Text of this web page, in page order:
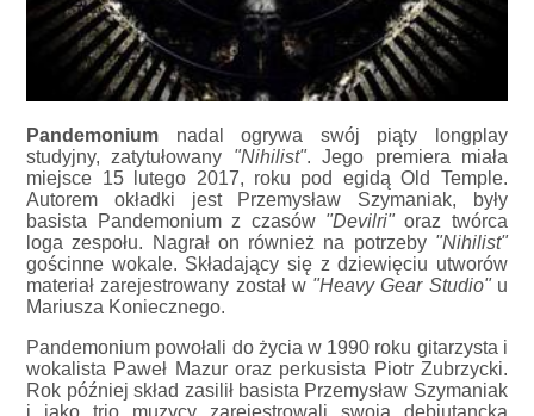
Pandemonium nadal ogrywa swój piąty longplay
studyjny, zatytułowany "Nihilist". Jego premiera miała
miejsce 15 lutego 2017, roku pod egidą Old Temple.
Autorem okładki jest Przemysław Szymaniak, były
basista Pandemonium z czasów "Devilri"oraz twórca
loga zespołu. Nagrał on również na potrzeby "Nihilist"
gościnne wokale. Składający się z dziewięciu utworów
materiał zarejestrowany został w"Heavy Gear Studio"u
Mariusza Koniecznego.
Pandemonium powołali do życia w 1990 roku gitarzysta i
wokalista Paweł Mazur oraz perkusista Piotr Zubrzycki.
Rok później skład zasilił basista Przemysław Szymaniak